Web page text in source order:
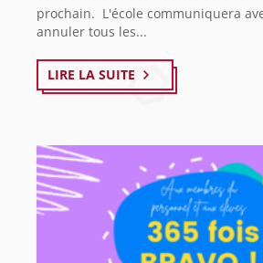
prochain. L'école communiquera
annuler tous les...
LIRE LA SUITE